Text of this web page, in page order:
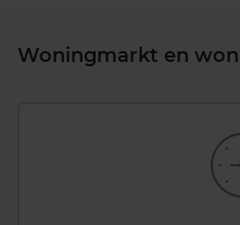
Woningmarkt en